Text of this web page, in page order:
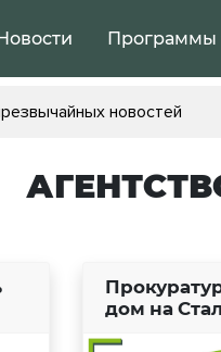
Программы
новостей
дом на